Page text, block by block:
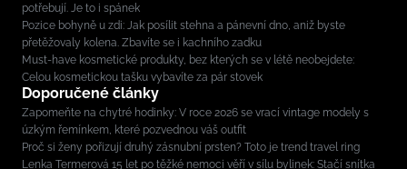
potřebují. Je to i spánek
Pozice bohyně u zdi: Jak posílit stehna a pánevní dno, aniž byste
přetěžovaly kolena. Zbavíte se i kachního zadku
Must-have kosmetické produkty, bez kterých se v létě neobejdete:
Celou kosmetickou tašku vybavíte za pár stovek
Doporučené články
Zapomeňte na chytré hodinky: V roce 2026 se vrací vintage modely s
úzkým řemínkem, které pozvednou váš outfit
Proč si ženy pořizují druhý zásnubní prsten? Toto je trend travel ring
Lenka Termerová 15 let po těžké nemoci věří v sílu bylinek: Stačí snítka